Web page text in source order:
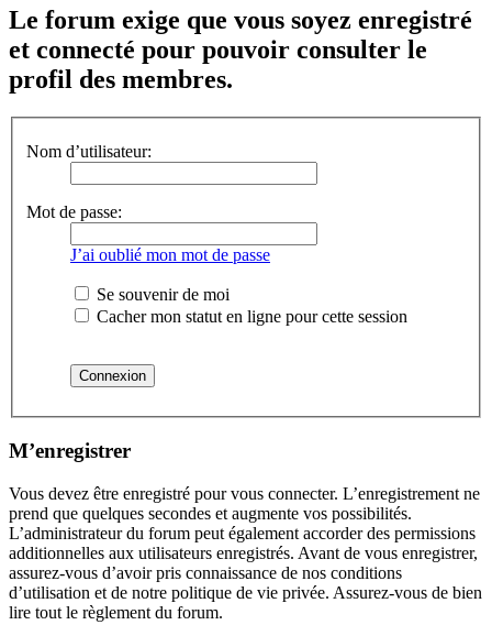
Le forum exige que vous soyez enregistré
et connecté pour pouvoir consulter le
profil des membres.
Nom d’utilisateur:
Mot de passe:
J’ai oublié mon mot de passe
Se souvenir de moi
Cacher mon statut en ligne pour cette session
M’enregistrer
Vous devez être enregistré pour vous connecter. L’enregistrement ne
prend que quelques secondes et augmente vos possibilités.
L’administrateur du forum peut également accorder des permissions
additionnelles aux utilisateurs enregistrés. Avant de vous enregistrer,
assurez-vous d’avoir pris connaissance de nos conditions
d’utilisation et de notre politique de vie privée. Assurez-vous de bien
lire tout le règlement du forum.